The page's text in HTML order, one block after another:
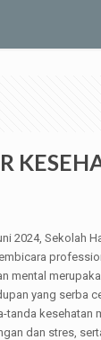
2024, Sekolah
mental
yang serba
tanda kesehatan
dan stres,